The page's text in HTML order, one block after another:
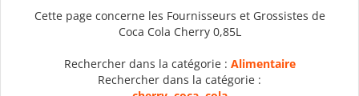
Cette page concerne les Fournisseurs et Grossistes de
Coca Cola Cherry 0,85L
Rechercher dans la catégorie : Alimentaire
Rechercher dans la catégorie :